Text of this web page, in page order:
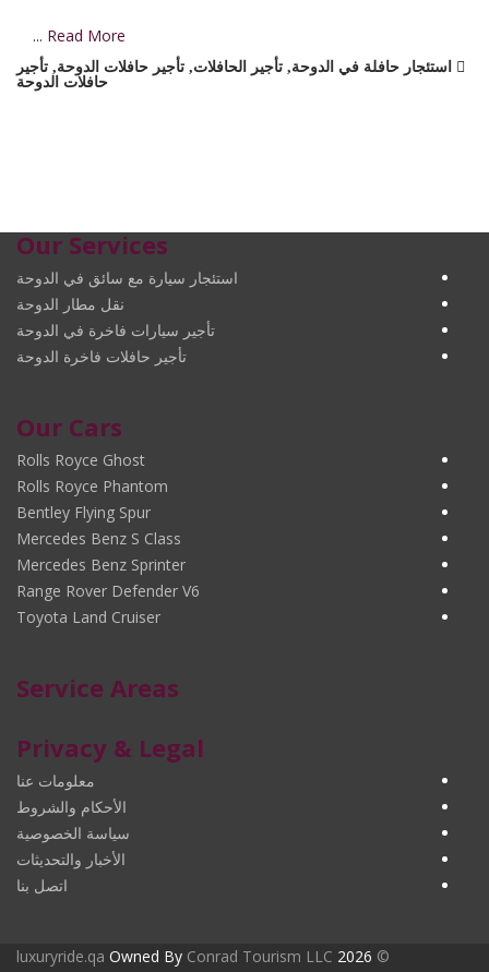
Read More ...
استئجار حافلة في الدوحة, تأجير الحافلات, تأجير حافلات الدوحة, تأجير
حافلات الدوحة
Our Services
استئجار سيارة مع سائق في الدوحة
نقل مطار الدوحة
تأجير سيارات فاخرة في الدوحة
تأجير حافلات فاخرة الدوحة
Our Cars
Rolls Royce Ghost
Rolls Royce Phantom
Bentley Flying Spur
Mercedes Benz S Class
Mercedes Benz Sprinter
Range Rover Defender V6
Toyota Land Cruiser
Service Areas
Privacy & Legal
معلومات عنا
الأحكام والشروط
سياسة الخصوصية
الأخبار والتحديثات
اتصل بنا
©
luxuryride.qa Owned By Conrad Tourism LLC